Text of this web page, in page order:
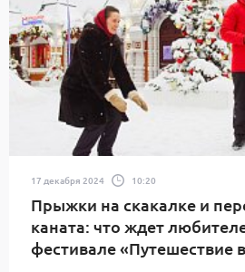
17 декабря 2024 10:20
Прыжки на скакалке и
каната: что ждет
фестивале «Путешествие